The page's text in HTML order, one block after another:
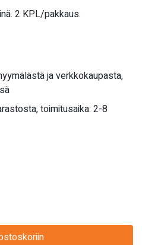
2 KPL/pakkaus.
ja verkkokaupasta,
toimitusaika: 2-8